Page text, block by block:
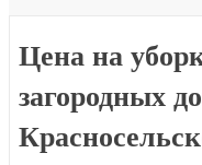
Цена на
загородных